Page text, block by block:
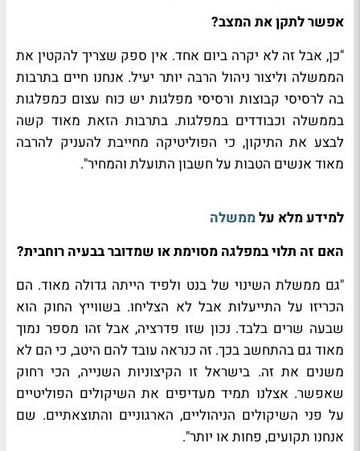
אפשר לתקן את המצב?
"כן, אבל זה לא יקרה ביום אחד. אין ספק שצריך להקטין את
הממשלה וליצור ניהול הרבה יותר יעיל. אנחנו חיים בתרבות
בה לרסיסי קבוצות ורסיסי מפלגות יש כוח עצום כמפלגות
בממשלה וכבודדים במפלגות. בתרבות הזאת מאוד קשה
לבצע את התיקון, כי הפוליטיקה מחייבת להעניק להרבה
מאוד אנשים הטבות על חשבון התועלת והמחיר".
למידע מלא עלממשלה
האם זה תלוי במפלגה מסוימת או שמדובר בבעיה רוחבית?
"גם ממשלת השינוי של בנט ולפיד הייתה גדולה מאוד. הם
הכריזו על התייעלות אבל לא הצליחו. בשווייץ החוק הוא
שבעה שרים בלבד. נכון שזו פדרציה, אבל זהו מספר נמוך
מאוד גם בהתחשב בכך. זה כנראה עובד להם היטב, כי הם לא
משנים את זה. בישראל זו הקיצוניות השנייה, הכי רחוק
שאפשר. אצלנו תמיד מעדיפים את השיקולים הפוליטיים
על פני השיקולים הניהוליים, הארגוניים והתוצאתיים. שם
אנחנו תקועים, פחות או יותר".